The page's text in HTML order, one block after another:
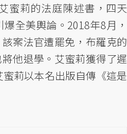
蜜莉的法庭陳述書，四天
全美輿論。2018年8月，
案法官遭罷免，布羅克的
他退學。艾蜜莉獲得了遲
莉以本名出版自傳《這是